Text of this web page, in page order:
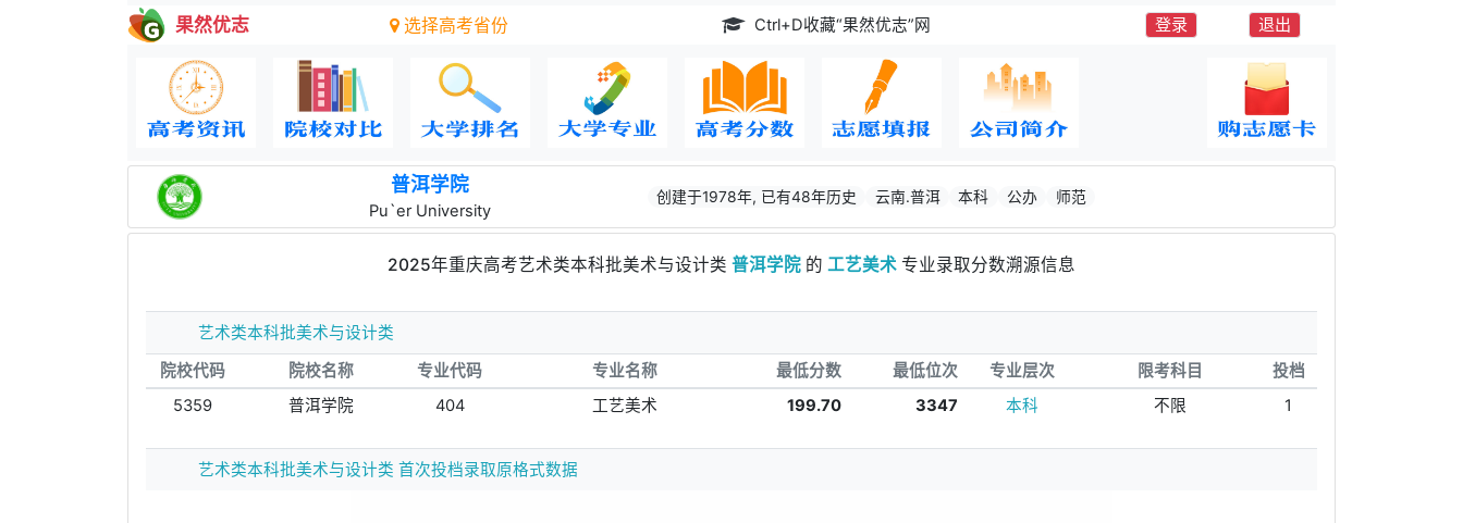
果然优志 选择高考省份 Ctrl+D收藏“果然优志”网 登录 退出
普洱学院
Pu`er University
创建于1978年, 已有48年历史 云南.普洱 本科 公办 师范
2025年重庆高考艺术类本科批美术与设计类 普洱学院 的 工艺美术 专业录取分数溯源信息
艺术类本科批美术与设计类
院校代码
院校名称 专业代码 专业名称 最低分数 最低位次 专业层次 限考科目
投档
5359
普洱学院 404 工艺美术 199.70 3347 本科 不限 1
艺术类本科批美术与设计类 首次投档录取原格式数据